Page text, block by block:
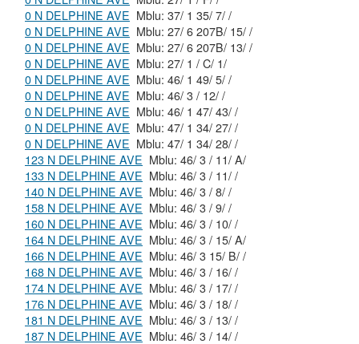
0 N DELPHINE AVE
Mblu: 37/ 1 35/ 7/ /
0 N DELPHINE AVE
Mblu: 27/ 6 207B/ 15/ /
0 N DELPHINE AVE
Mblu: 27/ 6 207B/ 13/ /
0 N DELPHINE AVE
Mblu: 27/ 1 / C/ 1/
0 N DELPHINE AVE
Mblu: 46/ 1 49/ 5/ /
0 N DELPHINE AVE
Mblu: 46/ 3 / 12/ /
0 N DELPHINE AVE
Mblu: 46/ 1 47/ 43/ /
0 N DELPHINE AVE
Mblu: 47/ 1 34/ 27/ /
0 N DELPHINE AVE
Mblu: 47/ 1 34/ 28/ /
123 N DELPHINE AVE
Mblu: 46/ 3 / 11/ A/
133 N DELPHINE AVE
Mblu: 46/ 3 / 11/ /
140 N DELPHINE AVE
Mblu: 46/ 3 / 8/ /
158 N DELPHINE AVE
Mblu: 46/ 3 / 9/ /
160 N DELPHINE AVE
Mblu: 46/ 3 / 10/ /
164 N DELPHINE AVE
Mblu: 46/ 3 / 15/ A/
166 N DELPHINE AVE
Mblu: 46/ 3 15/ B/ /
168 N DELPHINE AVE
Mblu: 46/ 3 / 16/ /
174 N DELPHINE AVE
Mblu: 46/ 3 / 17/ /
176 N DELPHINE AVE
Mblu: 46/ 3 / 18/ /
181 N DELPHINE AVE
Mblu: 46/ 3 / 13/ /
187 N DELPHINE AVE
Mblu: 46/ 3 / 14/ /